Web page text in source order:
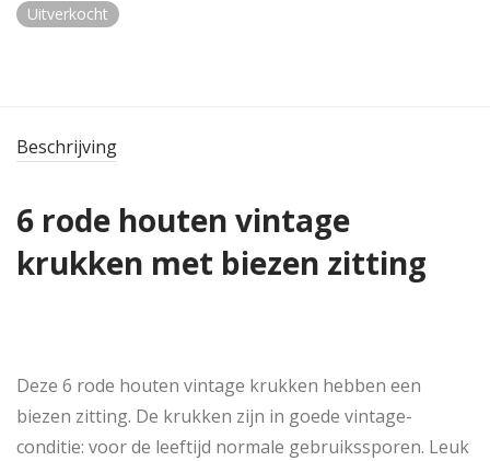
Uitverkocht
Beschrijving
6 rode houten vintage
krukken met biezen zitting
Deze 6 rode houten vintage krukken hebben een
biezen zitting. De krukken zijn in goede vintage-
conditie: voor de leeftijd normale gebruikssporen. Leuk